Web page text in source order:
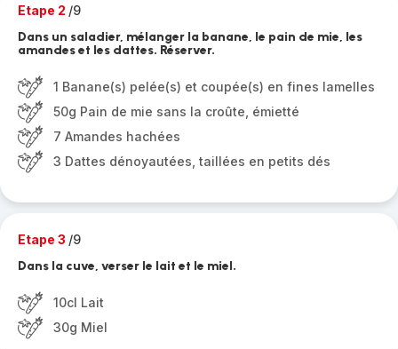
Etape 2 /9
Dans un saladier, mélanger la banane, le pain de mie, les
amandes et les dattes. Réserver.
1 Banane(s) pelée(s) et coupée(s) en fines lamelles
50g Pain de mie sans la croûte, émietté
7 Amandes hachées
3 Dattes dénoyautées, taillées en petits dés
Etape 3 /9
Dans la cuve, verser le lait et le miel.
10cl Lait
30g Miel